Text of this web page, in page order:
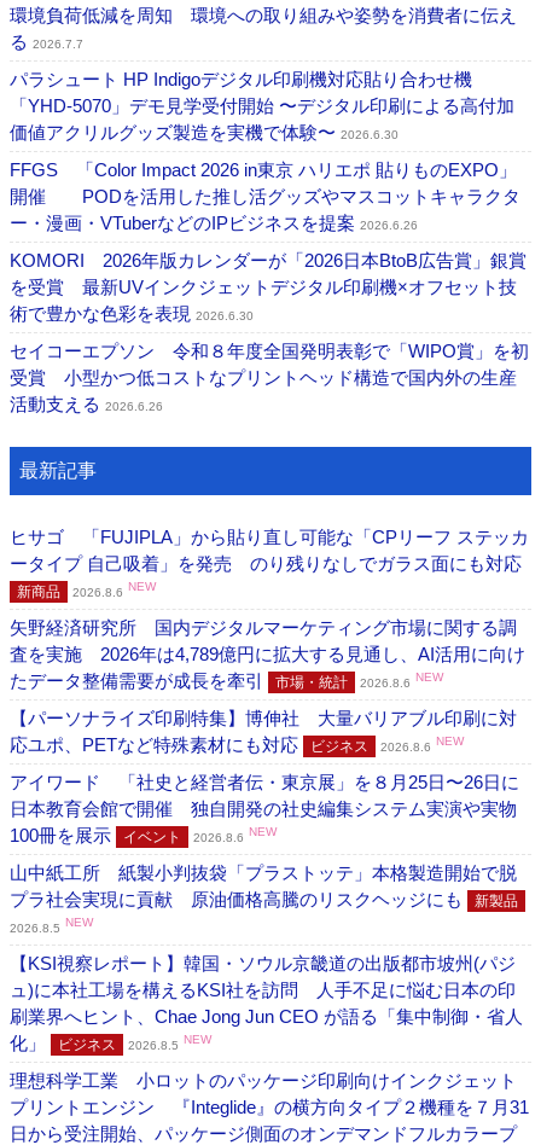
環境負荷低減を周知 環境への取り組みや姿勢を消費者に伝え
る 2026.7.7
パラシュート HP Indigoデジタル印刷機対応貼り合わせ機
「YHD-5070」デモ見学受付開始 〜デジタル印刷による高付加
価値アクリルグッズ製造を実機で体験〜 2026.6.30
FFGS 「Color Impact 2026 in東京 ハリエポ 貼りものEXPO」
開催 PODを活用した推し活グッズやマスコットキャラクタ
ー・漫画・VTuberなどのIPビジネスを提案 2026.6.26
KOMORI 2026年版カレンダーが「2026日本BtoB広告賞」銀賞
を受賞 最新UVインクジェットデジタル印刷機×オフセット技
術で豊かな色彩を表現 2026.6.30
セイコーエプソン 令和８年度全国発明表彰で「WIPO賞」を初
受賞 小型かつ低コストなプリントヘッド構造で国内外の生産
活動支える 2026.6.26
最新記事
ヒサゴ 「FUJIPLA」から貼り直し可能な「CPリーフ ステッカ
ータイプ 自己吸着」を発売 のり残りなしでガラス面にも対応
新商品 2026.8.6 NEW
矢野経済研究所 国内デジタルマーケティング市場に関する調
査を実施 2026年は4,789億円に拡大する見通し、AI活用に向け
たデータ整備需要が成長を牽引
市場・統計 2026.8.6 NEW
【パーソナライズ印刷特集】博伸社 大量バリアブル印刷に対
応ユポ、PETなど特殊素材にも対応
ビジネス 2026.8.6 NEW
アイワード 「社史と経営者伝・東京展」を８月25日〜26日に
日本教育会館で開催 独自開発の社史編集システム実演や実物
100冊を展示
イベント 2026.8.6 NEW
山中紙工所 紙製小判抜袋「プラストッテ」本格製造開始で脱
プラ社会実現に貢献 原油価格高騰のリスクヘッジにも
新製品
2026.8.5 NEW
【KSI視察レポート】韓国・ソウル京畿道の出版都市坡州(パジ
ュ)に本社工場を構えるKSI社を訪問 人手不足に悩む日本の印
刷業界へヒント、Chae Jong Jun CEO が語る「集中制御・省人
化」
ビジネス 2026.8.5 NEW
理想科学工業 小ロットのパッケージ印刷向けインクジェット
プリントエンジン 『Integlide』の横方向タイプ２機種を７月31
日から受注開始、パッケージ側面のオンデマンドフルカラープ